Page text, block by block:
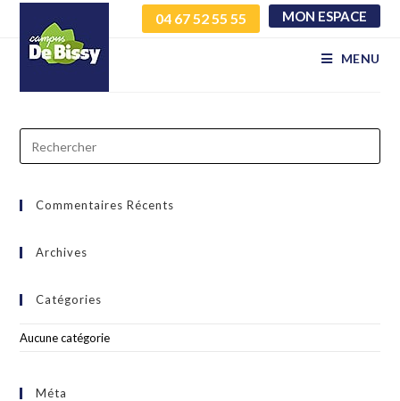
04 67 52 55 55 MON ESPACE
MENU
wrhpvorslu imgoykyqkh
Commentaires Récents
Archives
Catégories
Aucune catégorie
Méta